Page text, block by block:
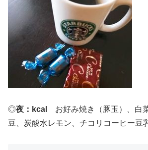
◎夜：kcal
お好み焼き（豚玉）、白
豆、炭酸水レモン、チコリコーヒー豆